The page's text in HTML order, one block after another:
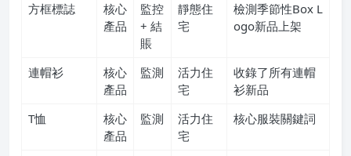
方框標誌
核心
產品
監控
+ 結
賬
靜態住
宅
檢測季節性Box L
ogo新品上架
連帽衫
核心
產品
監測
活力住
宅
收錄了所有連帽
衫新品
T恤
核心
產品
監測
活力住
宅
核心服裝關鍵詞